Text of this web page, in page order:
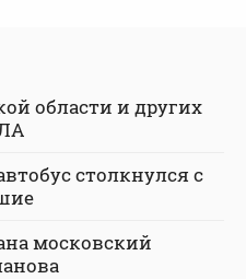
области и других
столкнулся с
московский